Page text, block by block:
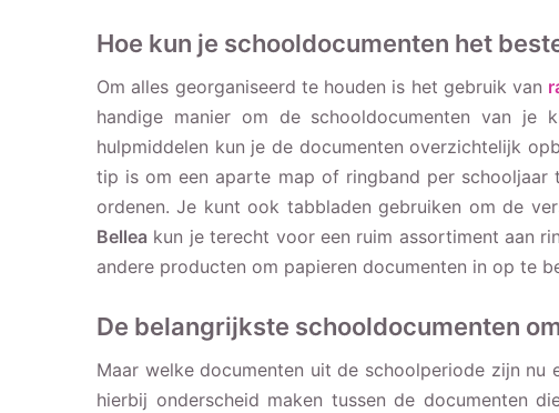
Hoe kun je schooldocumenten het
Om alles georganiseerd te houden is het gebruik van
handige manier om de schooldocumenten van je
hulpmiddelen kun je de documenten overzichtelijk
tip is om een aparte map of ringband per schooljaar
ordenen. Je kunt ook tabbladen gebruiken om de
Bellea kun je terecht voor een ruim assortiment aan
andere producten om papieren documenten in op te
De belangrijkste schooldocumenten
Maar welke documenten uit de schoolperiode zijn
hierbij onderscheid maken tussen de documenten